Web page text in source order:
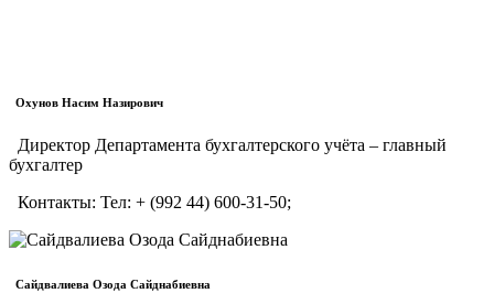
Охунов Насим Назирович
Директор Департамента бухгалтерского учёта – главный
бухгалтер
Контакты: Тел: + (992 44) 600-31-50;
Сайдвалиева Озода Сайднабиевна